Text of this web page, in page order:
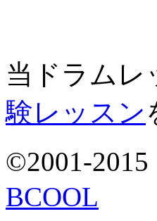
当ドラムレ
験レッスン
©2001-
BCOOL